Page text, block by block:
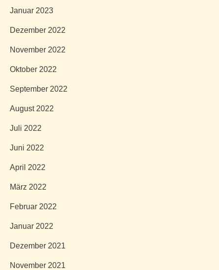
Januar 2023
Dezember 2022
November 2022
Oktober 2022
September 2022
August 2022
Juli 2022
Juni 2022
April 2022
März 2022
Februar 2022
Januar 2022
Dezember 2021
November 2021